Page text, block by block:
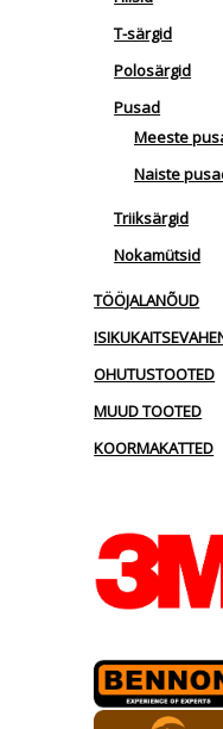
T-särgid
Polosärgid
Pusad
Meeste
Naiste
Triiksärgid
Nokamütsid
TÖÖJALANÕUD
OHUTUSTOOTED
MUUD TOOTED
KOORMAKATTED